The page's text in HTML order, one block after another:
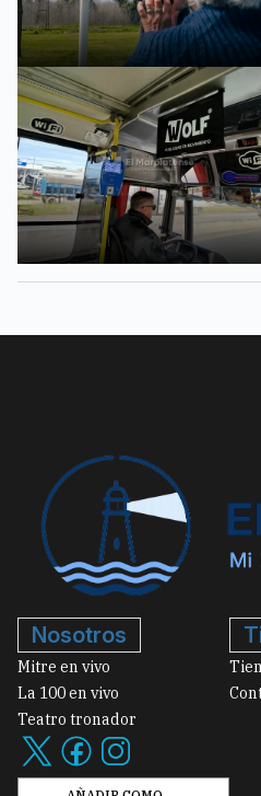
Nosotros
Mitre en vivo
La 100 en vivo
Teatro tronador